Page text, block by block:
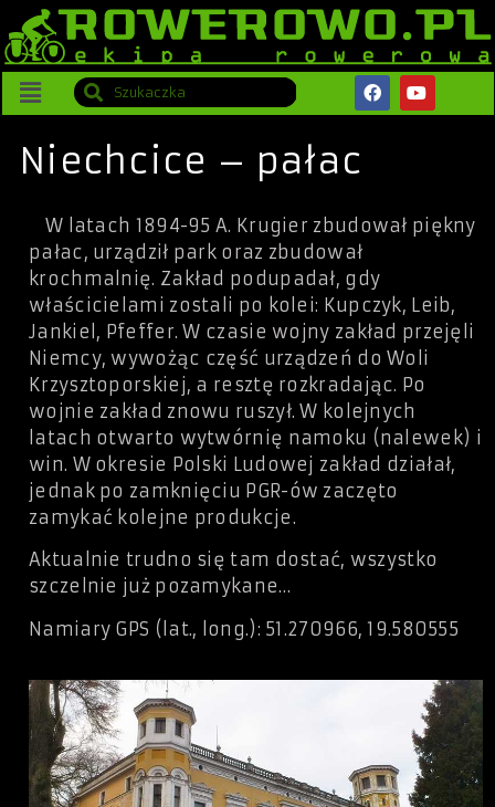
Niechcice – pałac
W latach 1894-95 A. Krugier zbudował piękny
pałac, urządził park oraz zbudował
krochmalnię. Zakład podupadał, gdy
właścicielami zostali po kolei: Kupczyk, Leib,
Jankiel, Pfeffer. W czasie wojny zakład przejęli
Niemcy, wywożąc część urządzeń do Woli
Krzysztoporskiej, a resztę rozkradając. Po
wojnie zakład znowu ruszył. W kolejnych
latach otwarto wytwórnię namoku (nalewek) i
win. W okresie Polski Ludowej zakład działał,
jednak po zamknięciu PGR-ów zaczęto
zamykać kolejne produkcje.
Aktualnie trudno się tam dostać, wszystko
szczelnie już pozamykane…
Namiary GPS (lat., long.): 51.270966, 19.580555